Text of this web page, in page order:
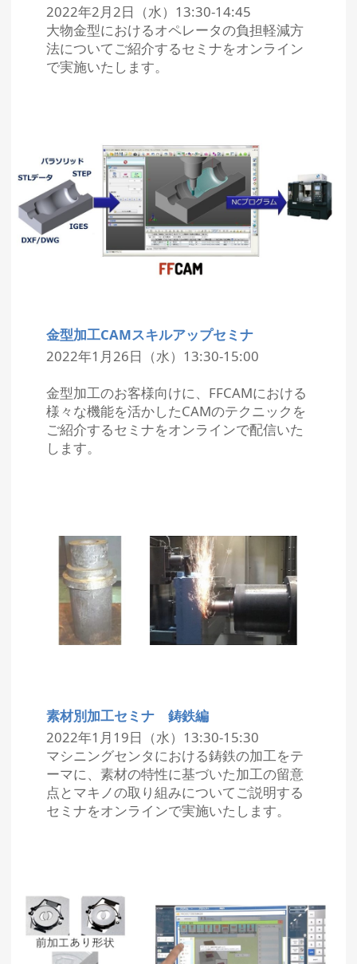
2022年2月2日（水）13:30-14:45
大物金型におけるオペレータの負担軽減方
法についてご紹介するセミナをオンライン
で実施いたします。
金型加工CAMスキルアップセミナ
2022年1月26日（水）13:30-15:00
金型加工のお客様向けに、FFCAMにおける
様々な機能を活かしたCAMのテクニックを
ご紹介するセミナをオンラインで配信いた
します。
素材別加工セミナ 鋳鉄編
2022年1月19日（水）13:30-15:30
マシニングセンタにおける鋳鉄の加工をテ
ーマに、素材の特性に基づいた加工の留意
点とマキノの取り組みについてご説明する
セミナをオンラインで実施いたします。